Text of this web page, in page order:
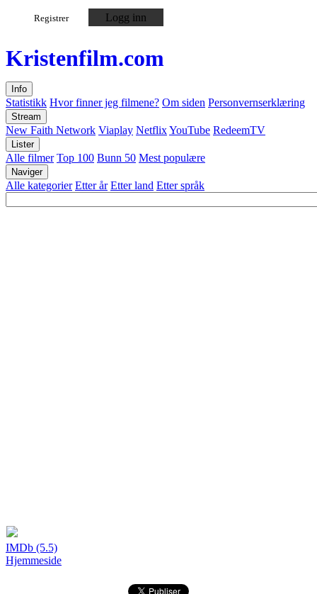
Registrer Logg inn
Kristenfilm.com
Info
Statistikk Hvor finner jeg filmene? Om siden Personvernserklæring
Stream
New Faith Network Viaplay NetflixYouTube RedeemTV
Lister
Alle filmer Top 100 Bunn 50 Mest populære
Naviger
Alle kategorier Etter år Etter land Etter språk
IMDb (5.5)
Hjemmeside